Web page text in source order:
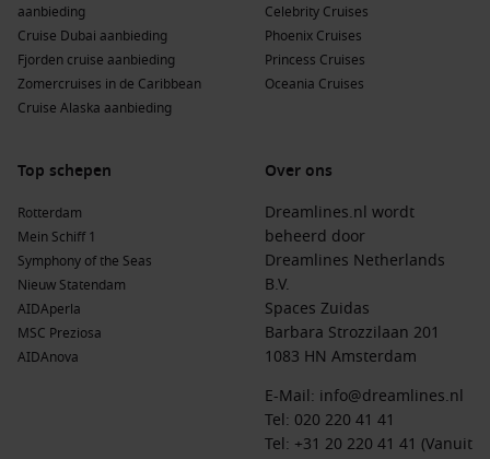
Ideaal voor fotografie:
De combinatie van
middernachtzon, fjorden en het hoge noorden biedt
unieke fotomomenten.
Noordkaap vanuit Nederland
Speciale aanbiedingen
Aanbiedingen Noorwegen cruises– Profiteer van scherpe
prijzen en speciale kortingen voor reizen naar het
noorden.
Noorwegen & de fjorden
de mooiste fjorden en pittoreske dorpjes langs de kust.
Cruises naar Noorwegen vanuit Nederland– Vertrek
comfortabel vanuit Nederland en beleef een
aanbieding
Cruise Dubai aanbieding
Fjorden cruise aanbieding
Zomercruises in de Caribbean
Cruise Alaska aanbieding
Celebrity Cruises
Phoenix Cruises
Princess Cruises
Oceania Cruises
Top schepen
Rotterdam
Mein Schiff 1
Symphony of the Seas
Nieuw Statendam
AIDAperla
MSC Preziosa
AIDAnova
Over ons
Dreamlines.nl wordt
beheerd door
Dreamlines Netherlands
B.V.
Spaces Zuidas
Barbara Strozzilaan 201
1083 HN Amsterdam
E-Mail: info@dreamlines.nl
Tel: 020 220 41 41
Tel: +31 20 220 41 41 (Vanuit